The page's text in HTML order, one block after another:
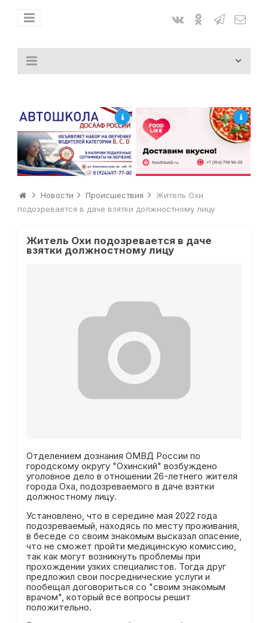
Новости Происшествия
Житель Охи
подозревается в даче взятки должностному лицу
Житель Охи подозревается в даче
взятки должностному лицу
Отделением дознания ОМВД России по
городскому округу "Охинский" возбуждено
уголовное дело в отношении 26-летнего жителя
города Оха, подозреваемого в даче взятки
должностному лицу.
Установлено, что в середине мая 2022 года
подозреваемый, находясь по месту проживания,
в беседе со своим знакомым высказал опасение,
что не сможет пройти медицинскую комиссию,
так как могут возникнуть проблемы при
прохождении узких специалистов. Тогда друг
предложил свои посреднические услуги и
пообещал договориться со "своим знакомым
врачом", который все вопросы решит
положительно.